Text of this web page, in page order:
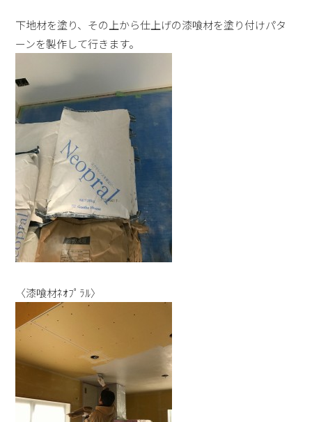
下地材を塗り、その上から仕上げの漆喰材を塗り付けパタ
ーンを製作して行きます。
〈漆喰材ﾈｵﾌﾟﾗﾙ〉